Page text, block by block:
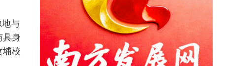
与
具身
埔校